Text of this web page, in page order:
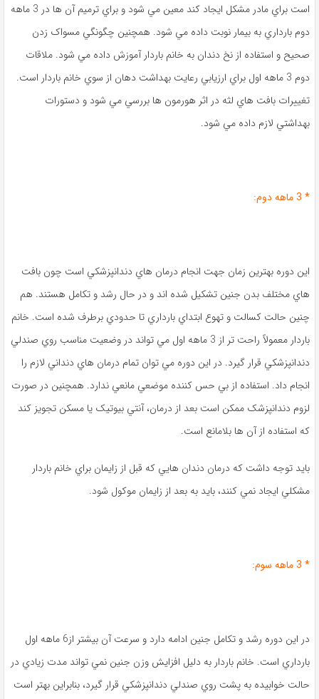
است براي مادر مشکل ايجاد کند معين مي ‌شود و براي ترميم آن ها در 3 ماهه
دوم بارداري به بيمار نوبت داده مي ‌شود. همچنين چگونگي مسواک زدن
صحيح و استفاده از نخ دندان به خانم باردار آموزش داده مي ‌شود. ملاقات
دوم 3 ماهه اول براي ارزيابي رعايت بهداشت دهان از سوي خانم باردار است.
تغييرات بافت ‌هاي لثه در اثر هورمون‌ ها بررسي مي ‌شود و دستورات
بهداشتي لازم داده مي ‌شود.
* 3 ماهه دوم:
اين دوره بهترين زمان جهت انجام درمان‌ هاي دندانپزشکي است چون بافت‌
هاي مختلف بدن جنين تشکيل شده ‌اند و در حال رشد و تکامل هستند. هم
چنين حالت کسالت و تهوع ابتداي بارداري تا حدودي برطرف شده است. خانم
باردار معمولاً راحت تر از 3 ماهه اول مي ‌تواند در وضعيت مناسب روي صندلي
دندانپزشکي قرار گيرد. در اين دوره مي‌ توان تمام درمان ‌هاي دنداني لازم را
انجام داد. استفاده از بي‌ حس‌ کننده موضعي مانعي ندارد. همچنين در صورت
لزوم دندانپزشک ممکن است بعد از درمان، آنتي‌ بيوتيک يا مسکن تجويز کند
که استفاده از آن ها بلامانع است.
بايد توجه داشت که درمان دندان ‌هايي که قبل از زايمان براي خانم باردار
مشکلي ايجاد نمي ‌کنند، بايد به بعد از زايمان موکول شود.
* 3 ماهه سوم:
در اين دوره رشد و تکامل جنين ادامه دارد و سرعت آن بيشتر از6 ماهه اول
بارداري است. خانم باردار به دليل افزايش وزن جنين نمي ‌تواند مدت زيادي در
حالت خوابيده به پشت روي صندلي دندانپزشکي قرار گيرد، بنابراين بهتر است